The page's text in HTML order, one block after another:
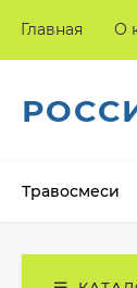
Главная О
Травосмеси